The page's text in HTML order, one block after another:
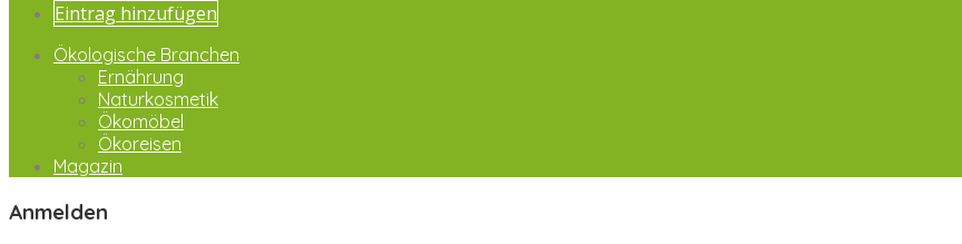
Eintrag hinzufügen
Ökologische Branchen
Ernährung
Naturkosmetik
Ökomöbel
Ökoreisen
Magazin
Anmelden